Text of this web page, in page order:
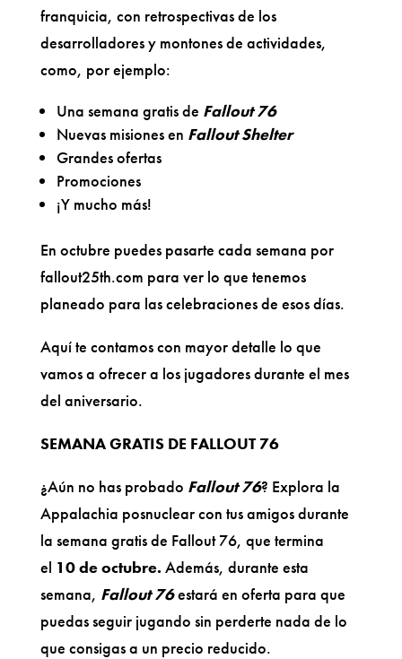
franquicia, con retrospectivas de los
desarrolladores y montones de actividades,
como, por ejemplo:
Una semana gratis de Fallout 76
Nuevas misiones en Fallout Shelter
Grandes ofertas
Promociones
¡Y mucho más!
En octubre puedes pasarte cada semana por
fallout25th.com para ver lo que tenemos
planeado para las celebraciones de esos días.
Aquí te contamos con mayor detalle lo que
vamos a ofrecer a los jugadores durante el mes
del aniversario.
SEMANA GRATIS DE FALLOUT 76
¿Aún no has probado Fallout 76? Explora la
Appalachia posnuclear con tus amigos durante
la semana gratis de Fallout 76, que termina
el 10 de octubre. Además, durante esta
semana, Fallout 76estará en oferta para que
puedas seguir jugando sin perderte nada de lo
que consigas a un precio reducido.